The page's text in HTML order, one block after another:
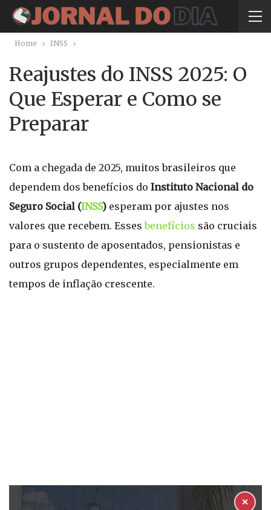
Home INSS
Reajustes do INSS 2025: O
Que Esperar e Como se
Preparar
Com a chegada de 2025, muitos brasileiros que
dependem dos benefícios do Instituto Nacional do
Seguro Social (INSS) esperam por ajustes nos
valores que recebem. Essesbenefícios são cruciais
para o sustento de aposentados, pensionistas e
outros grupos dependentes, especialmente em
tempos de inflação crescente.
✕